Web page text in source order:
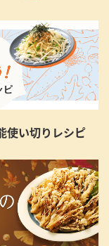
使い切りレシピ